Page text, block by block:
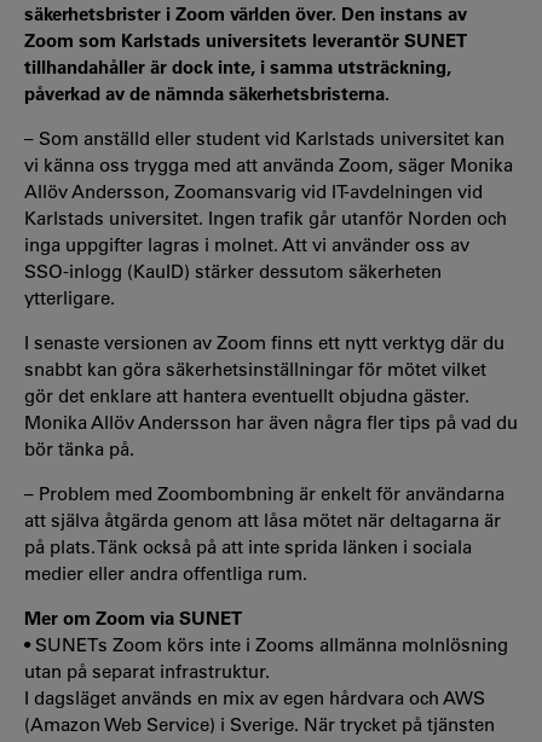
säkerhetsbrister i Zoom världen över. Den instans av
Zoom som Karlstads universitets leverantör SUNET
tillhandahåller är dock inte, i samma utsträckning,
påverkad av de nämnda säkerhetsbristerna.
– Som anställd eller student vid Karlstads universitet kan
vi känna oss trygga med att använda Zoom, säger Monika
Allöv Andersson, Zoomansvarig vid IT-avdelningen vid
Karlstads universitet. Ingen trafik går utanför Norden och
inga uppgifter lagras i molnet. Att vi använder oss av
SSO-inlogg (KauID) stärker dessutom säkerheten
ytterligare.
I senaste versionen av Zoom finns ett nytt verktyg där du
snabbt kan göra säkerhetsinställningar för mötet vilket
gör det enklare att hantera eventuellt objudna gäster.
Monika Allöv Andersson har även några fler tips på vad du
bör tänka på.
– Problem med Zoombombning är enkelt för användarna
att själva åtgärda genom att låsa mötet när deltagarna är
på plats. Tänk också på att inte sprida länken i sociala
medier eller andra offentliga rum.
Mer om Zoom via SUNET
• SUNETs Zoom körs inte i Zooms allmänna molnlösning
utan på separat infrastruktur.
I dagsläget används en mix av egen hårdvara och AWS
(Amazon Web Service) i Sverige. När trycket på tjänsten